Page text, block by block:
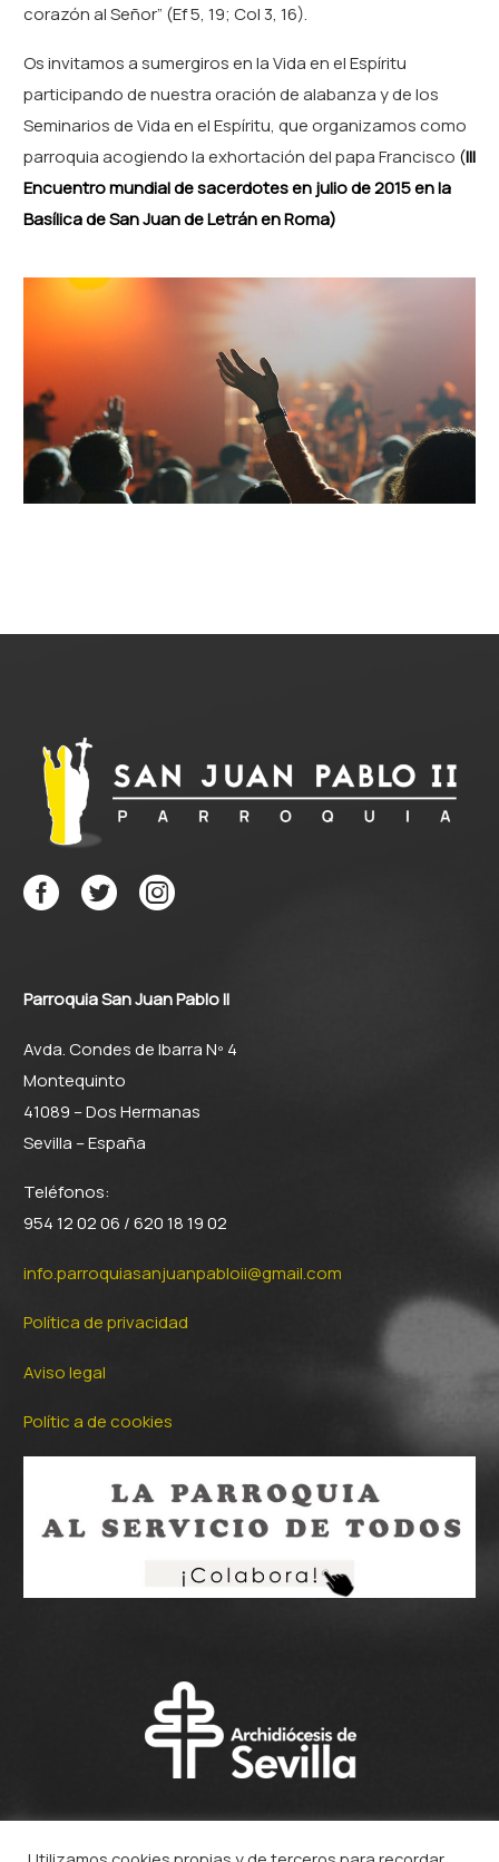
corazón al Señor” (Ef 5, 19; Col 3, 16).
Os invitamos a sumergiros en la Vida en el Espíritu
participando de nuestra oración de alabanza y de los
Seminarios de Vida en el Espíritu, que organizamos como
parroquia acogiendo la exhortación del papa Francisco (III
Encuentro mundial de sacerdotes en julio de 2015 en la
Basílica de San Juan de Letrán en Roma)
Parroquia San Juan Pablo II
Avda. Condes de Ibarra Nº 4
Montequinto
41089 – Dos Hermanas
Sevilla – España
Teléfonos:
954 12 02 06 / 620 18 19 02
info.parroquiasanjuanpabloii@gmail.com
Política de privacidad
Aviso legal
Polític a de cookies